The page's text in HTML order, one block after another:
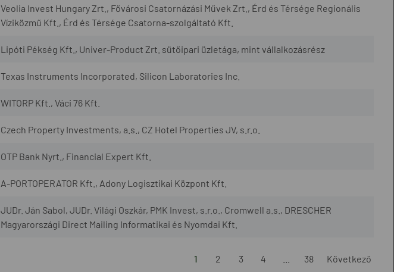
Veolia Invest Hungary Zrt., Fővárosi Csatornázási Művek Zrt., Érd és Térsége Regionális
Víziközmű Kft., Érd és Térsége Csatorna-szolgáltató Kft.
Lipóti Pékség Kft., Univer-Product Zrt. sütőipari üzletága, mint vállalkozásrész
Texas Instruments Incorporated, Silicon Laboratories Inc.
WITORP Kft., Váci 76 Kft.
Czech Property Investments, a.s., CZ Hotel Properties JV, s.r.o.
OTP Bank Nyrt., Financial Expert Kft.
A-PORTOPERATOR Kft., Adony Logisztikai Központ Kft.
JUDr. Ján Sabol, JUDr. Világi Oszkár, PMK Invest, s.r.o., Cromwell a.s., DRESCHER
Magyarországi Direct Mailing Informatikai és Nyomdai Kft.
1 2 3 4 38 Következő